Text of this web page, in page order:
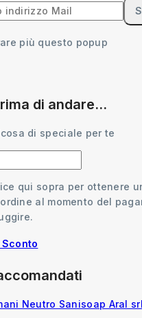
più questo popup
di andare...
di speciale per te
qui sopra per ottenere
al momento del